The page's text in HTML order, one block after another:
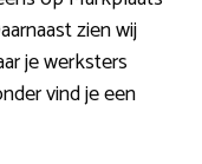
zien wij
je werksters
vind je een